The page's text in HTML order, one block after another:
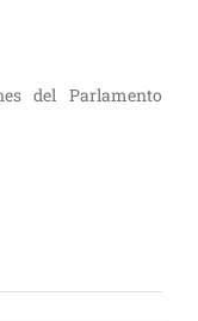
del Parlamento